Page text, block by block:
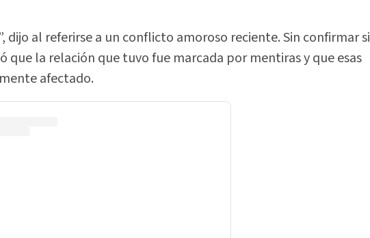
dijo al referirse a un conflicto amoroso reciente. Sin confirmar si
que la relación que tuvo fue marcada por mentiras y que esas
afectado.